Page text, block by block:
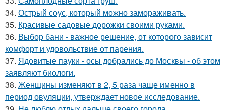
34. Острый соус, который можно замораживать.
35. Красивые садовые дорожки своими руками.
36. Выбор бани - важное решение, от которого зависит
комфорт и удовольствие от парения.
37. Ядовитые пауки - осы добрались до Москвы - об этом
заявляют биологи.
38. Женщины изменяют в 2, 5 раза чаще именно в
период овуляции, утверждает новое исследование.